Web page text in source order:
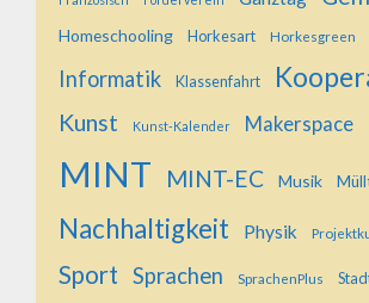
Homeschooling Horkesart Horkesgreen
Informatik Klassenfahrt
Kunst Kunst-Kalender Makerspace
MINT MINT-EC Musik
Nachhaltigkeit Physik
Sport Sprachen SprachenPlus